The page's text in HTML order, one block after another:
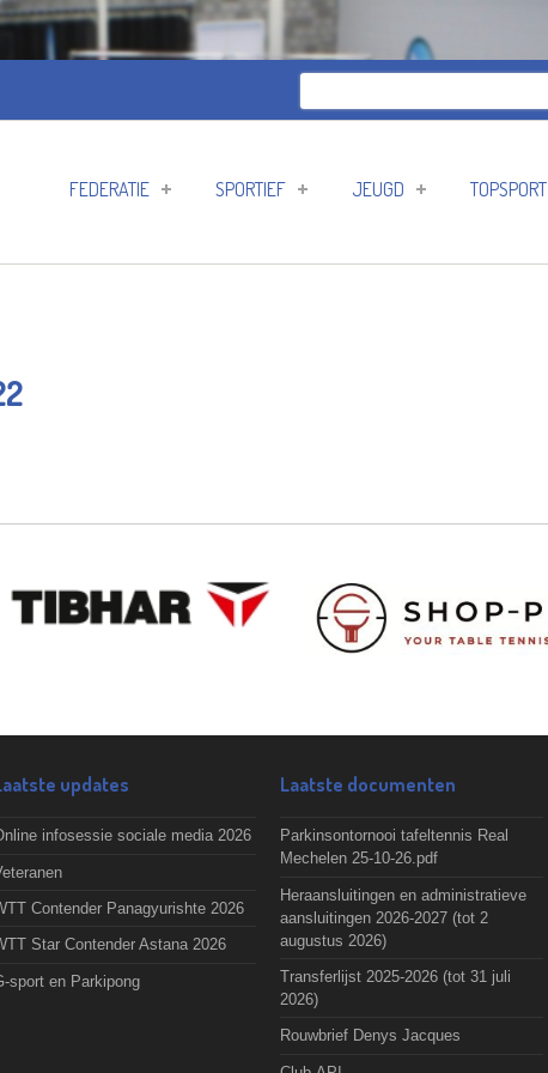
Zoekveld
FEDERATIE SPORTIEF JEUGD TOPSPORT
updates
infosessie sociale media 2026
Contender Panagyurishte 2026
Star Contender Astana 2026
sport en Parkipong
Laatste documenten
Parkinsontornooi tafeltennis Real
Mechelen 25-10-26.pdf
Heraansluitingen en administratieve
aansluitingen 2026-2027 (tot 2
augustus 2026)
Transferlijst 2025-2026 (tot 31 juli
2026)
Rouwbrief Denys Jacques